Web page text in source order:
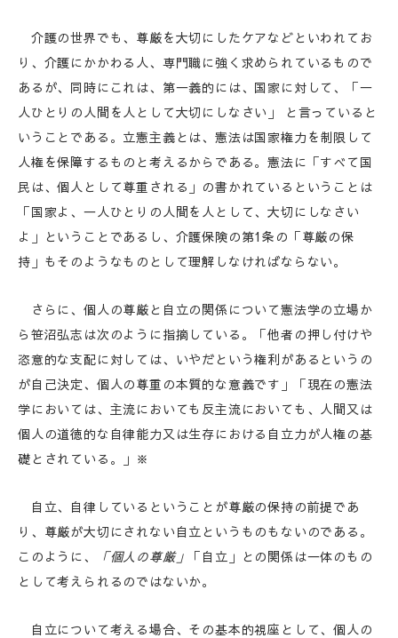
介護の世界でも、尊厳を大切にしたケアなどといわれてお
り、介護にかかわる人、専門職に強く求められているもので
あるが、同時にこれは、第一義的には、国家に対して、「一
人ひとりの人間を人として大切にしなさい」 と言っていると
いうことである。立憲主義とは、憲法は国家権力を制限して
人権を保障するものと考えるからである。憲法に「すべて国
民は、個人として尊重される」の書かれているということは
「国家よ、一人ひとりの人間を人として、大切にしなさい
よ」ということであるし、介護保険の第1条の「尊厳の保
持」もそのようなものとして理解しなければならない。
さらに、個人の尊厳と自立の関係について憲法学の立場か
ら笹沼弘志は次のように指摘している。「他者の押し付けや
恣意的な支配に対しては、いやだという権利があるというの
が自己決定、個人の尊重の本質的な意義です」「現在の憲法
学においては、主流においても反主流においても、人間又は
個人の道徳的な自律能力又は生存における自立力が人権の基
礎とされている。」※
自立、自律しているということが尊厳の保持の前提であ
り、尊厳が大切にされない自立というものもないのである。
このように、
「個人の尊厳」 「自立」との関係は一体のもの
として考えられるのではないか。
自立について考える場合、その基本的視座として、個人の